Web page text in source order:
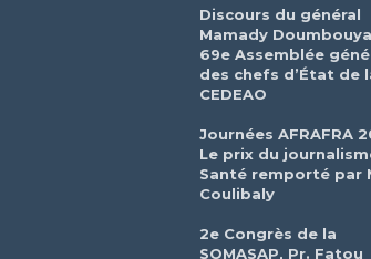
Discours du général
Mamady
69e Assemblée
des chefs d’État de
CEDEAO
Journées AFRAFRA
Le prix du
Santé remporté par
Coulibaly
2e Congrès de la
SOMASAP, Pr. Fatou